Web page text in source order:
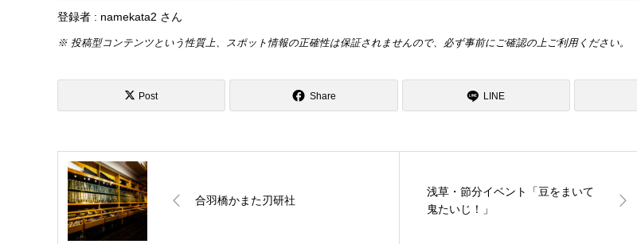
登録者 : namekata2 さん
※ 投稿型コンテンツという性質上、スポット情報の正確性は保証されませんので、必ず事前にご確認の上ご利用ください。
Post Share LINE
合羽橋かまた刃研社
浅草・節分イベント「豆をまいて
鬼たいじ！」